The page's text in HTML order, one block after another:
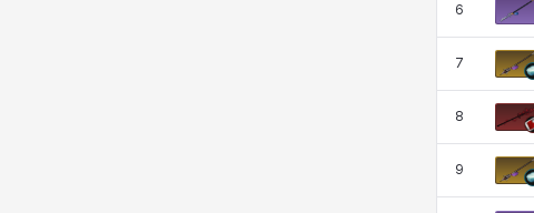
6
7
8
9